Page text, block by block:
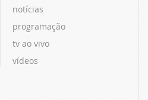
notícias
programação
tv ao vivo
vídeos